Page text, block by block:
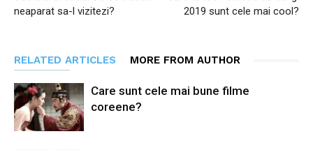
neaparat sa-l vizitezi?
2019 sunt cele mai cool?
RELATED ARTICLES MORE FROM AUTHOR
Care sunt cele mai bune filme
coreene?